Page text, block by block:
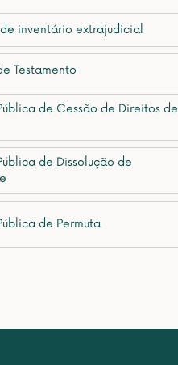
inventário extrajudicial
Testamento
de Cessão de Direitos de
de Dissolução de
de Permuta